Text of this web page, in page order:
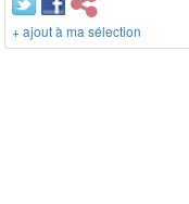
+ ajout à ma sélection